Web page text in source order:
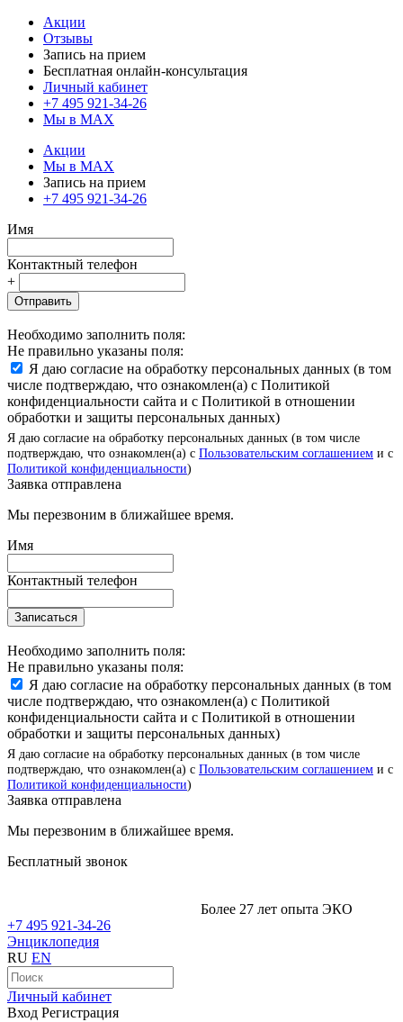
Акции
Отзывы
Запись на прием
Бесплатная онлайн-консультация
Личный кабинет
+7 495 921-34-26
Мы в MAX
Акции
Мы в MAX
Запись на прием
+7 495 921-34-26
Имя
Контактный телефон
+
Отправить
Необходимо заполнить поля:
Не правильно указаны поля:
Я даю согласие на обработку персональных данных (в том
числе подтверждаю, что ознакомлен(а) с Политикой
конфиденциальности сайта и с Политикой в отношении
обработки и защиты персональных данных)
Я даю согласие на обработку персональных данных (в том числе
подтверждаю, что ознакомлен(а) с Пользовательским соглашением и с
Политикой конфиденциальности)
Заявка отправлена
Мы перезвоним в ближайшее время.
Имя
Контактный телефон
Записаться
Необходимо заполнить поля:
Не правильно указаны поля:
Я даю согласие на обработку персональных данных (в том
числе подтверждаю, что ознакомлен(а) с Политикой
конфиденциальности сайта и с Политикой в отношении
обработки и защиты персональных данных)
Я даю согласие на обработку персональных данных (в том числе
подтверждаю, что ознакомлен(а) с Пользовательским соглашением и с
Политикой конфиденциальности)
Заявка отправлена
Мы перезвоним в ближайшее время.
Бесплатный звонок
Более 27 лет опыта ЭКО
+7 495 921-34-26
Энциклопедия
RU EN
Личный кабинет
Вход Регистрация